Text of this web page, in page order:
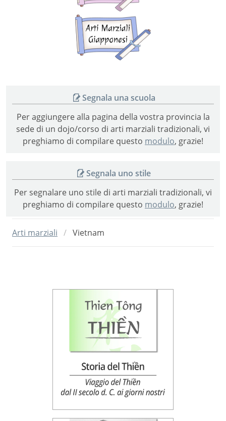
marziali
Segnala una scuola
Per aggiungere alla pagina della vostra provincia la
sede di un dojo/corso di arti marziali tradizionali, vi
preghiamo di compilare questo modulo, grazie!
Segnala uno stile
Per segnalare uno stile di arti marziali tradizionali, vi
preghiamo di compilare questo modulo, grazie!
Arti marziali Vietnam